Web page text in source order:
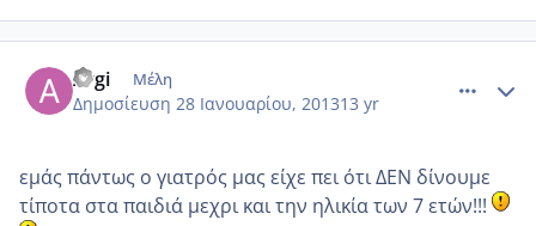
Argi Μέλη
Δημοσίευση 28 Ιανουαρίου, 201313 yr
εμάς πάντως ο γιατρός μας είχε πει ότι ΔΕΝ δίνουμε
τίποτα στα παιδιά μεχρι και την ηλικία των 7 ετών!!!